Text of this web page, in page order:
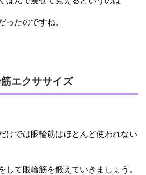
ったのですね。
エクササイズ
けでは眼輪筋はほとんど使われない
して眼輪筋を鍛えていきましょう。